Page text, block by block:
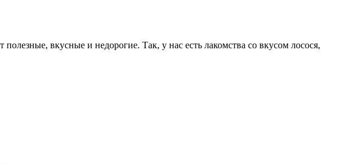
вкусные и недорогие. Так, у нас есть лакомства со вкусом лосося,